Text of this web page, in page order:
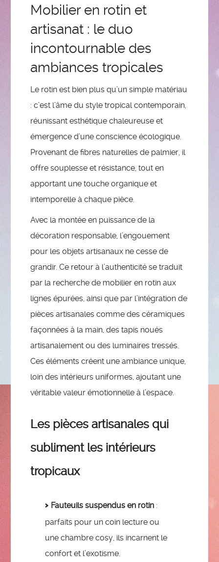
Mobilier en rotin et
artisanat : le duo
incontournable des
ambiances tropicales
Le rotin est bien plus qu’un simple matériau
: c’est l’âme du style tropical contemporain,
réunissant esthétique chaleureuse et
émergence d’une conscience écologique.
Provenant de fibres naturelles de palmier, il
offre souplesse et résistance, tout en
apportant une touche organique et
intemporelle à chaque pièce.
Avec la montée en puissance de la
décoration responsable, l’engouement
pour les objets artisanaux ne cesse de
grandir. Ce retour à l’authenticité se traduit
par la recherche de mobilier en rotin aux
lignes épurées, ainsi que par l’intégration de
pièces artisanales comme des céramiques
façonnées à la main, des tapis noués
artisanalement ou des luminaires tressés.
Ces éléments créent une ambiance unique,
loin des intérieurs uniformes, ajoutant une
véritable valeur émotionnelle à l’espace.
Les pièces artisanales qui
subliment les intérieurs
tropicaux
Fauteuils suspendus en rotin :
parfaits pour un coin lecture ou
une chambre cosy, ils incarnent le
confort et l’exotisme.